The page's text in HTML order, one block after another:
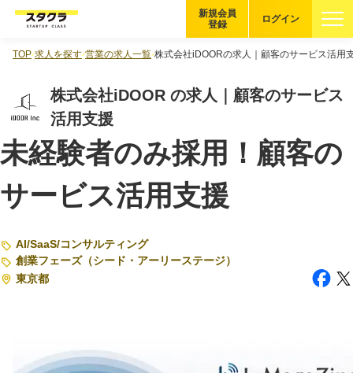
企業を探す
適性診断 無料・5分
スタクラが選ばれる理由
紹介する企業について
Startup Magazine
ログイン
新規会員
登録
TOP 求人を探す 営業の求人一覧 株式会社iDOORの求人｜顧客のサービス活用
株式会社iDOOR の求人｜顧客のサービス
活用支援
未経験者のみ採用！顧客の
サービス活用支援
AI/SaaS/コンサルティング
創業フェーズ（シード・アーリーステージ）
東京都